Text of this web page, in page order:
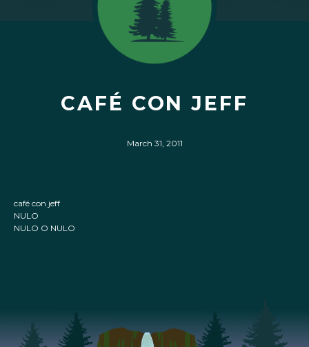
CAFÉ CON JEFF
March 31, 2011
café con jeff
NULO
NULO O NULO